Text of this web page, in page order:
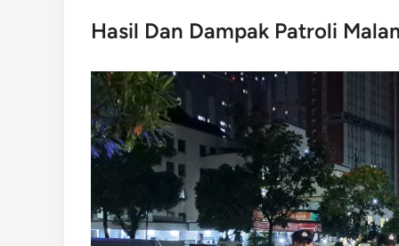
Hasil Dan Dampak Patroli